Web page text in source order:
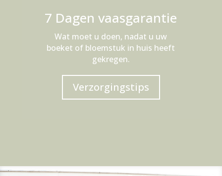
7 Dagen vaasgarantie
Wat moet u doen, nadat u uw
boeket of bloemstuk in huis heeft
gekregen.
Verzorgingstips